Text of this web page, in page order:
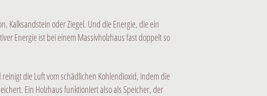
Kalksandstein oder Ziegel. Und die Energie, die ein
Energie ist bei einem Massivholzhaus fast doppelt so
die Luft vom schädlichen Kohlendioxid, indem die
Ein Holzhaus funktioniert also als Speicher, der